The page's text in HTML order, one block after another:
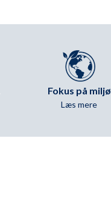
Fokus på miljø
Læs mere